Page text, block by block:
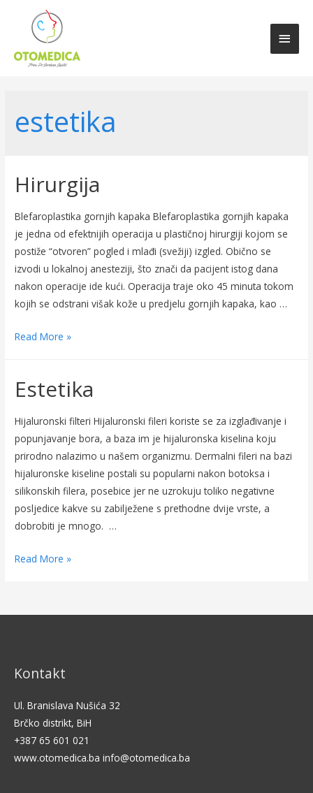
estetika
Hirurgija
Blefaroplastika gornjih kapaka Blefaroplastika gornjih kapaka
je jedna od efektnijih operacija u plastičnoj hirurgiji kojom se
postiže “otvoren” pogled i mlađi (svežiji) izgled. Obično se
izvodi u lokalnoj anesteziji, što znači da pacijent istog dana
nakon operacije ide kući. Operacija traje oko 45 minuta tokom
kojih se odstrani višak kože u predjelu gornjih kapaka, kao …
Read More »
Estetika
Hijaluronski filteri Hijaluronski fileri koriste se za izglađivanje i
popunjavanje bora, a baza im je hijaluronska kiselina koju
prirodno nalazimo u našem organizmu. Dermalni fileri na bazi
hijaluronske kiseline postali su popularni nakon botoksa i
silikonskih filera, posebice jer ne uzrokuju toliko negativne
posljedice kakve su zabilježene s prethodne dvije vrste, a
dobrobiti je mnogo. …
Read More »
Kontakt
Ul. Branislava Nušića 32
Brčko distrikt, BiH
+387 65 601 021
www.otomedica.ba info@otomedica.ba